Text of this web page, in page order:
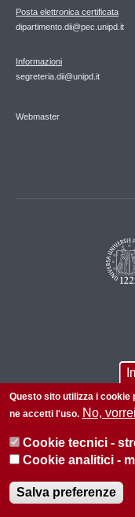
Posta elettronica certificata
dipartimento.dii@pec.unipd.it
Informazioni
segreteria.dii@unipd.it
Webmaster
P.I.
Questo sito utilizza i
ne accetti l'uso. No,
Cookie tecnici -
Cookie analitici -
Salva preferenze